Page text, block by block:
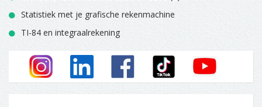
Statistiek met je grafische rekenmachine
TI-84 en integraalrekening